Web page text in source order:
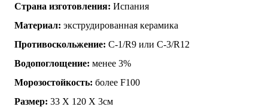
Страна изготовления: Испания
Материал: экструдированная керамика
Противоскольжение: C-1/R9 или C-3/R12
Водопоглощение: менее 3%
Морозостойкость: более F100
Размер: 33 Х 120 Х 3см